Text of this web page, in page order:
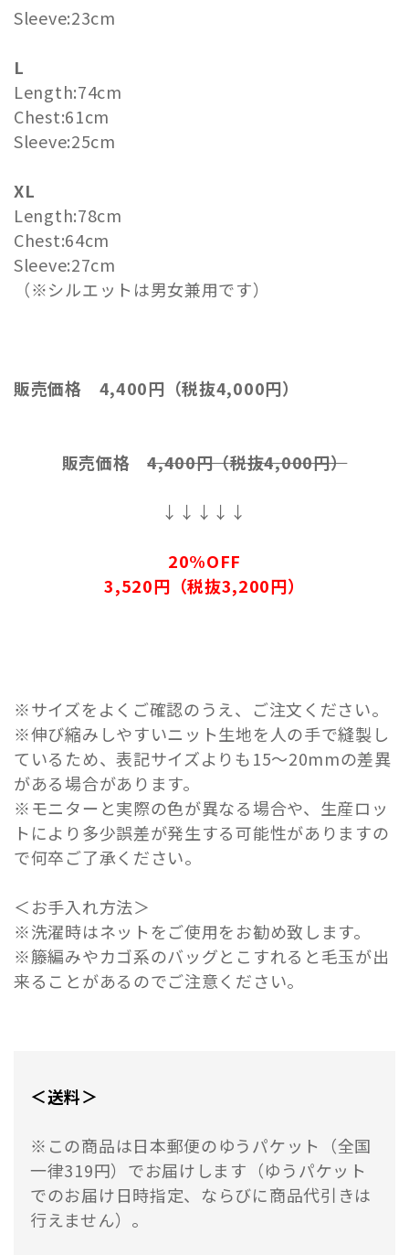
Sleeve:23cm
L
Length:74cm
Chest:61cm
Sleeve:25cm
XL
Length:78cm
Chest:64cm
Sleeve:27cm
（※シルエットは男女兼用です）
販売価格 4,400円（税抜4,000円）
販売価格4,400円（税抜4,000円）
↓↓↓↓↓
20%OFF
3,520円（税抜3,200円）
※サイズをよくご確認のうえ、ご注文ください。
※伸び縮みしやすいニット生地を人の手で縫製し
ているため、表記サイズよりも15～20mmの差異
がある場合があります。
※モニターと実際の色が異なる場合や、生産ロッ
トにより多少誤差が発生する可能性がありますの
で何卒ご了承ください。
＜お手入れ方法＞
※洗濯時はネットをご使用をお勧め致します。
※籐編みやカゴ系のバッグとこすれると毛玉が出
来ることがあるのでご注意ください。
＜送料＞
※この商品は日本郵便のゆうパケット（全国
一律319円）でお届けします（ゆうパケット
でのお届け日時指定、ならびに商品代引きは
行えません）。